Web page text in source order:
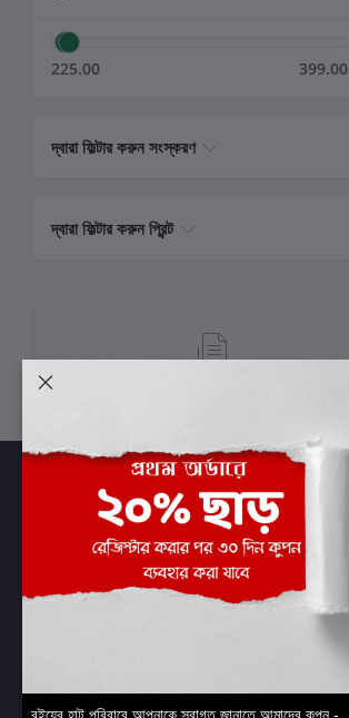
225.00 399.00
দ্বারা ফিল্টার করুন সংস্করণ
দ্বারা ফিল্টার করুন প্রিন্ট
সাবস্ক্রাইব